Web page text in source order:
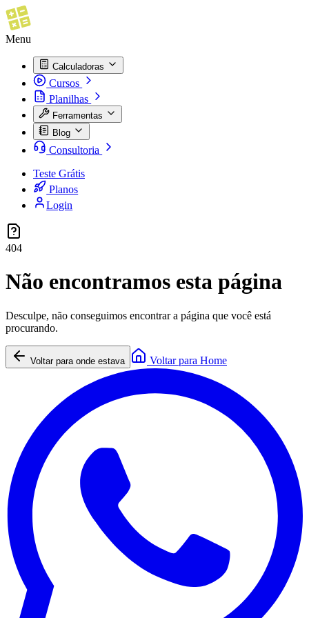
Menu
Calculadoras
Cursos
Planilhas
Ferramentas
Blog
Consultoria
Teste Grátis
Planos
Login
404
Não encontramos esta página
Desculpe, não conseguimos encontrar a página que você está
procurando.
Voltar para onde estava Voltar para Home